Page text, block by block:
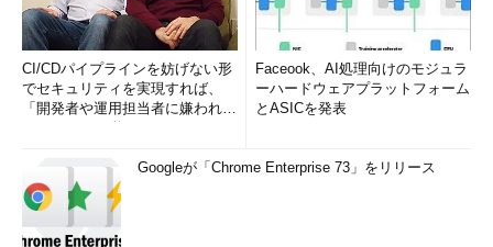
CI/CDパイプラインを妨げない形
でセキュリティを実現すれば、
「開発者や運用担当者に嫌われな
Faceook、AI処理向けのモジュラ
ーハードウェアプラットフォーム
とASICを発表
Googleが「Chrome Enterprise 73」をリリース